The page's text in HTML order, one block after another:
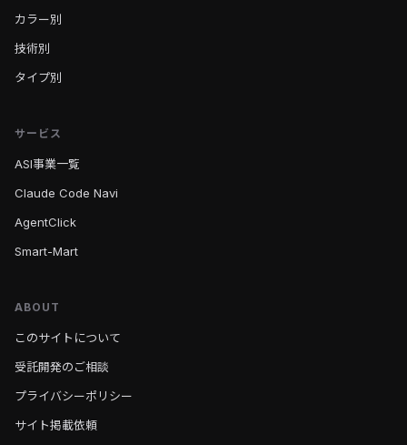
カラー別
技術別
タイプ別
サービス
ASI事業一覧
Claude Code Navi
AgentClick
Smart-Mart
ABOUT
このサイトについて
受託開発のご相談
プライバシーポリシー
サイト掲載依頼